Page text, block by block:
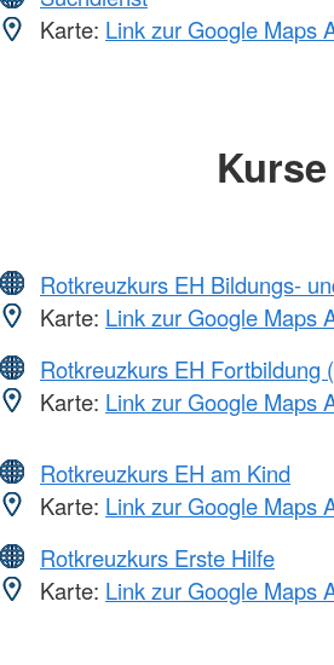
Karte: Link zur Google Maps
Kurse
Rotkreuzkurs EH Bildungs-
Karte: Link zur Google Maps
Rotkreuzkurs EH Fortbildung
Karte: Link zur Google Maps
Rotkreuzkurs EH am Kind
Karte: Link zur Google Maps
Rotkreuzkurs Erste Hilfe
Karte: Link zur Google Maps